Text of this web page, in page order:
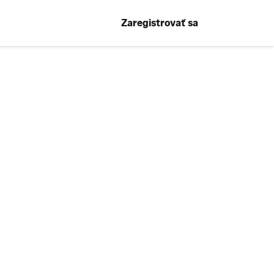
Zaregistrovať sa